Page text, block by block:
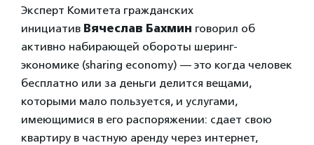
Эксперт Комитета гражданских
инициатив Вячеслав Бахмин говорил об
активно набирающей обороты шеринг-
экономике (sharing economy) — это когда человек
бесплатно или за деньги делится вещами,
которыми мало пользуется, и услугами,
имеющимися в его распоряжении: сдает свою
квартиру в частную аренду через интернет,